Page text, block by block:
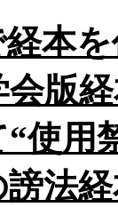
本
版
使用
謗法